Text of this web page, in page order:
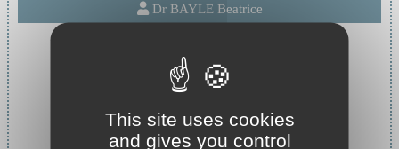
Dr BAYLE Beatrice
This site uses cookies
and gives you control